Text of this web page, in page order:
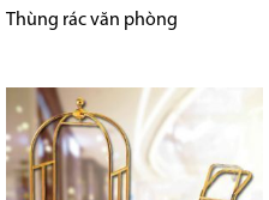
Thùng rác văn phòng